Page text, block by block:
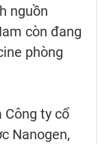
nguồn
còn đang
phòng
Công ty cổ
Nanogen,